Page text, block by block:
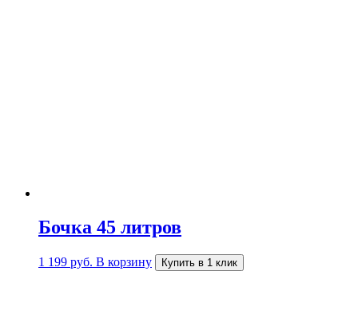
Бочка 45 литров
1 199 руб. В корзину Купить в 1 клик